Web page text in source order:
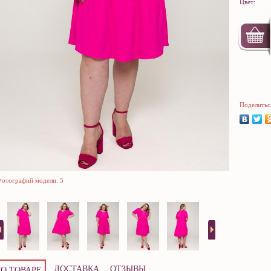
Цвет:
модели: 5
ДОСТАВКА ОТЗЫВЫ